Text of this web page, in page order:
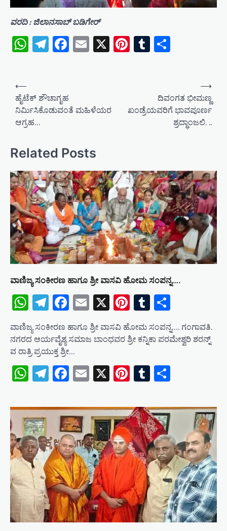
ವರದಿ : ಜಿಲಾನಸಾಬ್ ಬಡಿಗೇರ್
WhatsApp
Telegram
Facebook
Email
X Pinterest
Tumblr
n
a
v
i
g
a
t
i
n
⟵
ಹೈಟೆಕ್ ಶೌಚಾಗೃಹ
ನಿರ್ಮಿಸಿಕೊಡುವಂತೆ ಮಹಿಳೆಯರ
ಆಗ್ರಹ…
ದಿವಂಗತ ಭೀಮಣ್ಣ
ಖಂಡ್ರೆಯವರಿಗೆ ಭಾವಪೂರ್ಣ
ಶ್ರದ್ಧಾಂಜಲಿ. ..
⟶
Related Posts
ವಾಣಿಜ್ಯ ಸಂಕೀರಣ ಹಾಗೂ ಶ್ರೀ ವಾಸವಿ ಹೋಮ ಸಂಪನ್ನ….
WhatsApp
Telegram
Facebook
Email
X Pinterest
Tumblr
ವಾಣಿಜ್ಯ ಸಂಕೀರಣ ಹಾಗೂ ಶ್ರೀ ವಾಸವಿ ಹೋಮ ಸಂಪನ್ನ…. ಗಂಗಾವತಿ.
ನಗರದ ಆರ್ಯವೈಶ್ಯ ಸಮಾಜ ಬಾಂಧವರ ಶ್ರೀ ಕನ್ನಿಕಾ ಪರಮೇಶ್ವರಿ ಶರನ್ನ್
ವ ರಾತ್ರಿ ಪ್ರಯುಕ್ತ ಶ್ರೀ…
WhatsApp
Telegram
Facebook
Email
X Pinterest
Tumblr